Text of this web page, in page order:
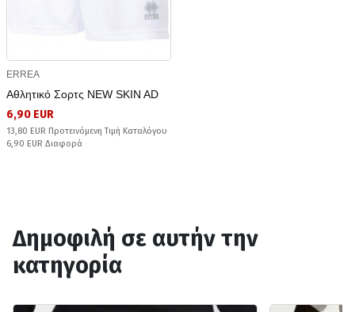
ERREA
Αθλητικό Σορτς NEW SKIN AD
6,90 EUR
13,80 EUR Προτεινόμενη Τιμή Καταλόγου
6,90 EUR Διαφορά
Δημοφιλή σε αυτήν την
κατηγορία